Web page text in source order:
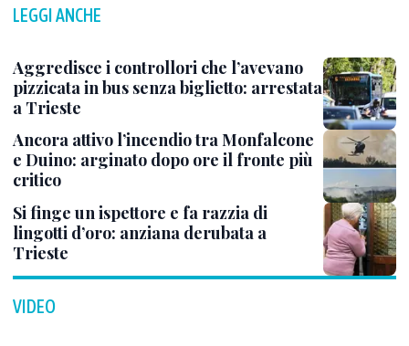
LEGGI ANCHE
Aggredisce i controllori che l’avevano
pizzicata in bus senza biglietto: arrestata
a Trieste
Ancora attivo l’incendio tra Monfalcone
e Duino: arginato dopo ore il fronte più
critico
Si finge un ispettore e fa razzia di
lingotti d’oro: anziana derubata a
Trieste
VIDEO